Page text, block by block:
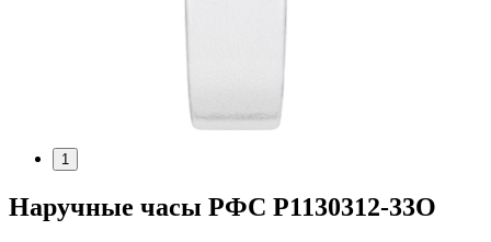
1
Наручные часы РФС P1130312-33O